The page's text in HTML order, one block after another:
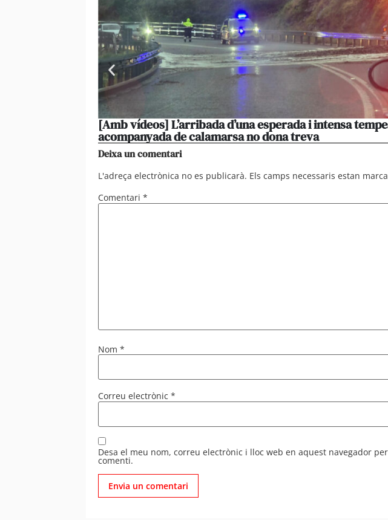
[Amb vídeos] L’arribada d’una esperada i intensa
acompanyada de calamarsa no dona treva
Deixa un comentari
L'adreça electrònica no es publicarà. Els camps necessaris estan
Comentari *
Nom *
Correu electrònic *
Desa el meu nom, correu electrònic i lloc web en aquest navegador
comenti.